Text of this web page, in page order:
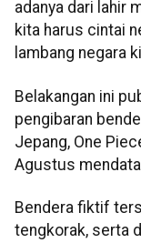
adanya dari lahir
kita harus cintai
lambang negara
Belakangan ini
pengibaran
Jepang, One
Agustus
Bendera fiktif
tengkorak, serta